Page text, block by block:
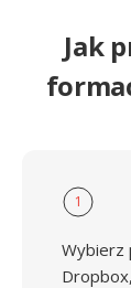
Jak
1
Wybierz